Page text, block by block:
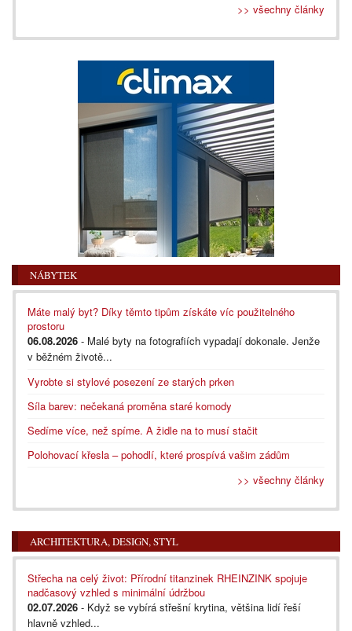
>> všechny články
NÁBYTEK
Máte malý byt? Díky těmto tipům získáte víc použitelného
prostoru
06.08.2026 - Malé byty na fotografiích vypadají dokonale. Jenže
v běžném životě...
Vyrobte si stylové posezení ze starých prken
Síla barev: nečekaná proměna staré komody
Sedíme více, než spíme. A židle na to musí stačit
Polohovací křesla – pohodlí, které prospívá vašim zádům
>> všechny články
ARCHITEKTURA, DESIGN, STYL
Střecha na celý život: Přírodní titanzinek RHEINZINK spojuje
nadčasový vzhled s minimální údržbou
02.07.2026 - Když se vybírá střešní krytina, většina lidí řeší
hlavně vzhled...